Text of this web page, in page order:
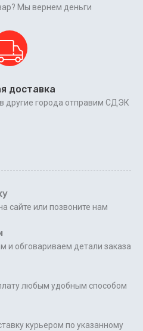
Мы вернем деньги
доставка
другие города отправим СДЭК
сайте или позвоните нам
и обговариваем детали заказа
любым удобным способом
курьером по указанному